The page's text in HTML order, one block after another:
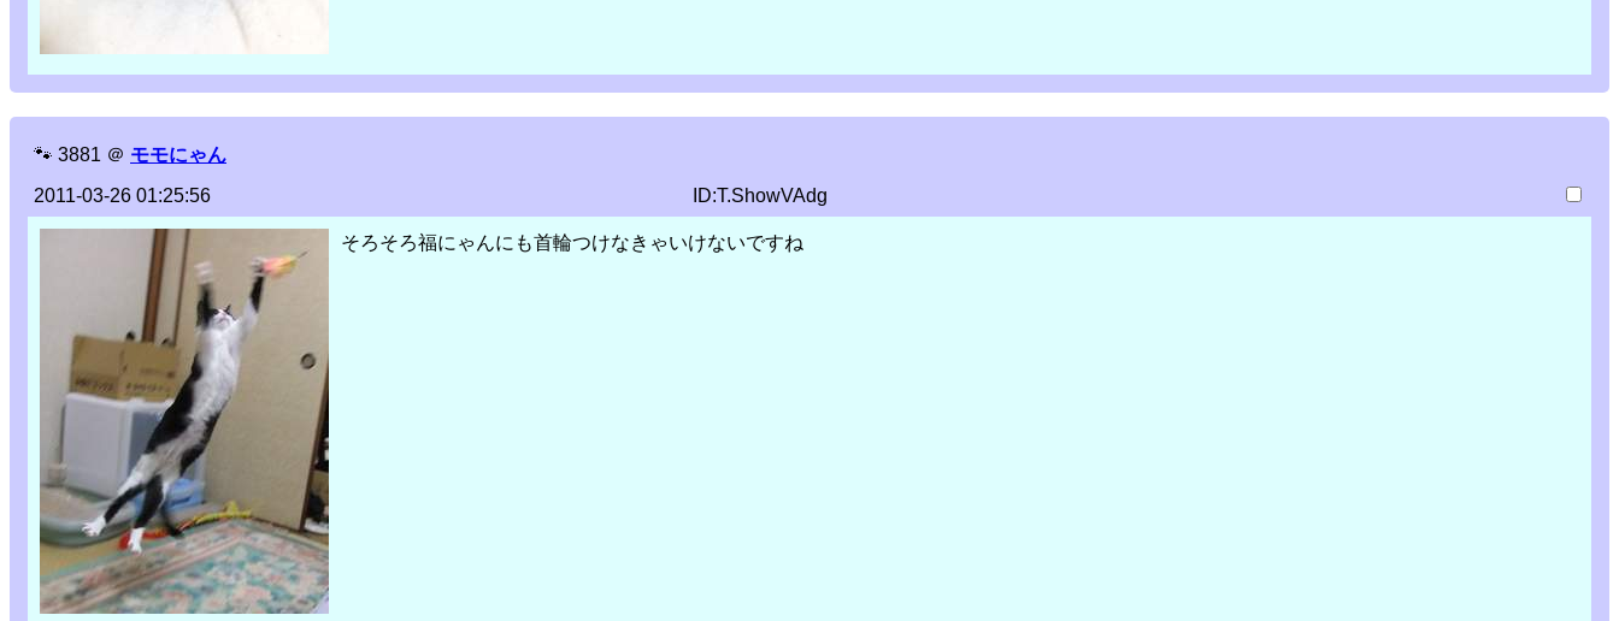
🐾 3881 ＠ モモにゃん
2011-03-26 01:25:56
ID:T.ShowVAdg
そろそろ福にゃんにも首輪つけなきゃいけないですね